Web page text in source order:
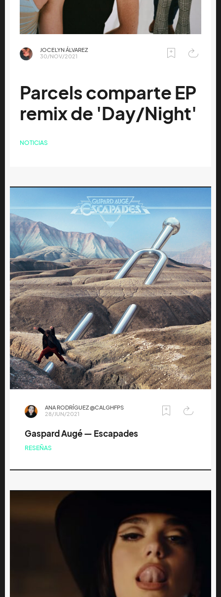
JOCELYN ÁLVAREZ
30/NOV/2021
Parcels comparte EP
remix de 'Day/Night'
NOTICIAS
ANA RODRÍGUEZ @CALGHFPS
28/JUN/2021
Gaspard Augé — Escapades
RESEÑAS